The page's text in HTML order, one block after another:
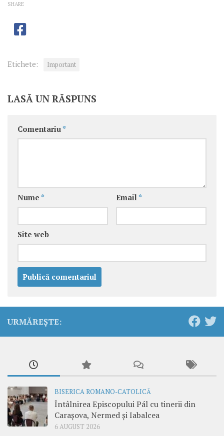
SHARE
Etichete: Important
LASĂ UN RĂSPUNS
Comentariu *
Nume * Email *
Site web
URMĂREȘTE:
BISERICA ROMANO-CATOLICĂ
Întâlnirea Episcopului Pál cu tinerii din
Carașova, Nermed și Iabalcea
6 AUGUST 2026